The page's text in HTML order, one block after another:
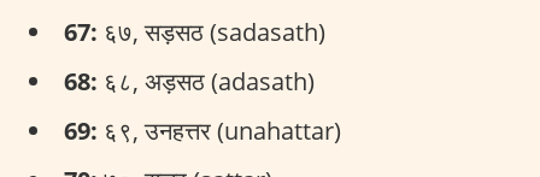
67: ६७, सड़सठ (sadasath)
68: ६८, अड़सठ (adasath)
69: ६९, उनहत्तर (unahattar)